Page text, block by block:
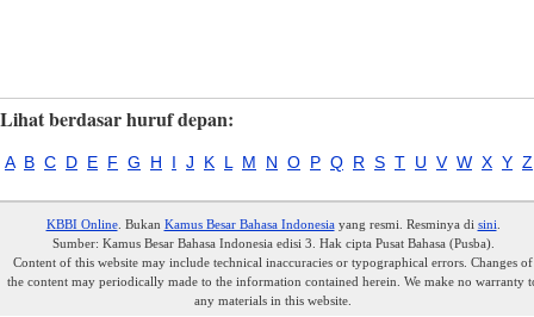
Lihat berdasar huruf depan:
A B C D E F G H I J K L M N O P Q R S T U V W X Y Z
KBBI Online. Bukan Kamus Besar Bahasa Indonesiayang resmi. Resminya di sini
Sumber: Kamus Besar Bahasa Indonesia edisi 3. Hak cipta Pusat Bahasa (Pusba).
Content of this website may include technical inaccuracies or typographical errors. Changes of
the content may periodically made to the information contained herein. We make no warranty
any materials in this website.